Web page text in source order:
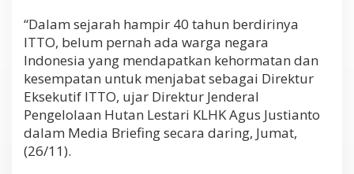
“Dalam sejarah hampir 40 tahun berdirinya
ITTO, belum pernah ada warga negara
Indonesia yang mendapatkan kehormatan dan
kesempatan untuk menjabat sebagai Direktur
Eksekutif ITTO, ujar Direktur Jenderal
Pengelolaan Hutan Lestari KLHK Agus Justianto
dalam Media Briefing secara daring, Jumat,
(26/11).